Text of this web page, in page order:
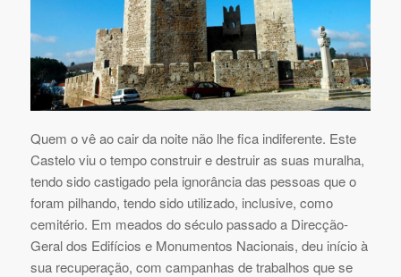
Quem o vê ao cair da noite não lhe fica indiferente. Este
Castelo viu o tempo construir e destruir as suas muralha,
tendo sido castigado pela ignorância das pessoas que o
foram pilhando, tendo sido utilizado, inclusive, como
cemitério. Em meados do século passado a Direcção-
Geral dos Edifícios e Monumentos Nacionais, deu início à
sua recuperação, com campanhas de trabalhos que se